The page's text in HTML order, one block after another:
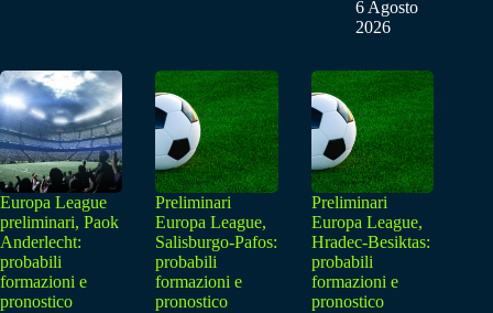
6 Agosto
2026
Europa League
preliminari, Paok
Anderlecht:
probabili
formazioni e
pronostico
Preliminari
Europa League,
Salisburgo-Pafos:
probabili
formazioni e
pronostico
Preliminari
Europa League,
Hradec-Besiktas:
probabili
formazioni e
pronostico